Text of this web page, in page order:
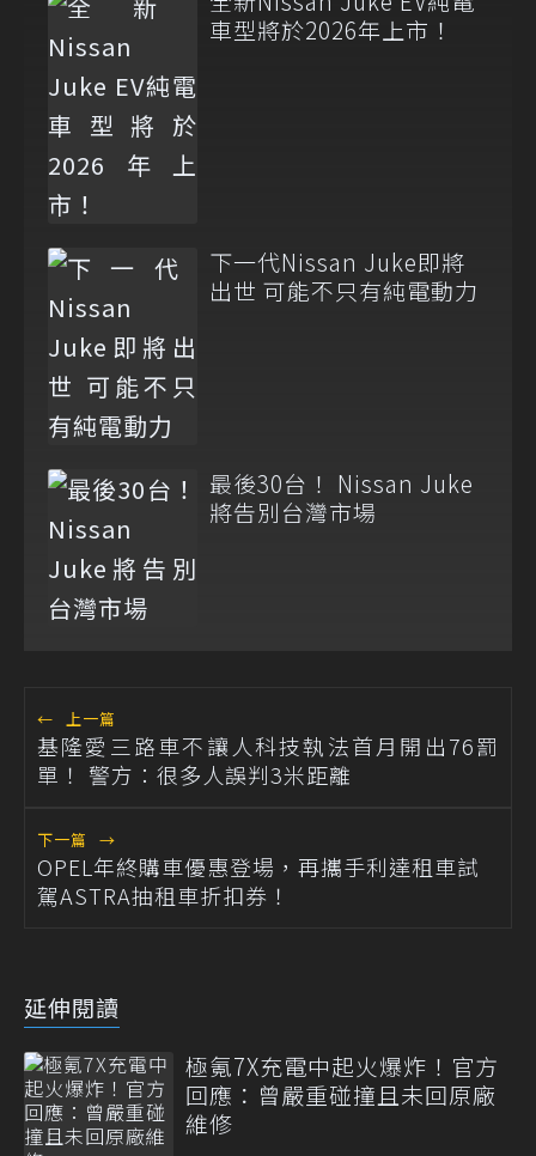
車型將於2026年上市！
下一代Nissan Juke即將
出世 可能不只有純電動力
最後30台！ Nissan Juke
將告別台灣市場
← 上一篇
基隆愛三路車不讓人科技執法首月開出76罰
單！ 警方：很多人誤判3米距離
下一篇 →
OPEL年終購車優惠登場，再攜手利達租車試
駕ASTRA抽租車折扣券！
延伸閱讀
極氪7X充電中起火爆炸！官方
回應：曾嚴重碰撞且未回原廠
維修